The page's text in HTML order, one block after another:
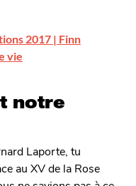
2017 | Finn
vie
notre
Laporte, tu
au XV de la Rose